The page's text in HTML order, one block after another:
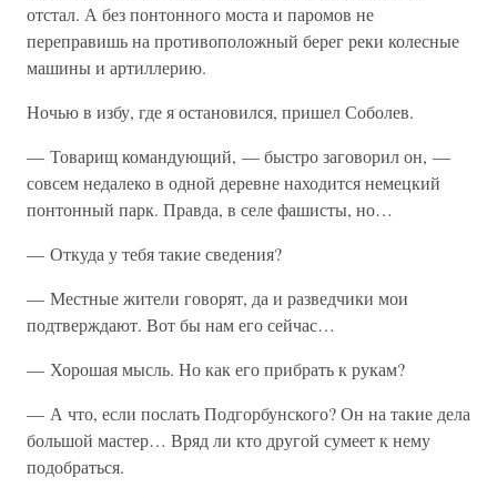
отстал. А без понтонного моста и паромов не
переправишь на противоположный берег реки колесные
машины и артиллерию.
Ночью в избу, где я остановился, пришел Соболев.
— Товарищ командующий, — быстро заговорил он, —
совсем недалеко в одной деревне находится немецкий
понтонный парк. Правда, в селе фашисты, но…
— Откуда у тебя такие сведения?
— Местные жители говорят, да и разведчики мои
подтверждают. Вот бы нам его сейчас…
— Хорошая мысль. Но как его прибрать к рукам?
— А что, если послать Подгорбунского? Он на такие дела
большой мастер… Вряд ли кто другой сумеет к нему
подобраться.